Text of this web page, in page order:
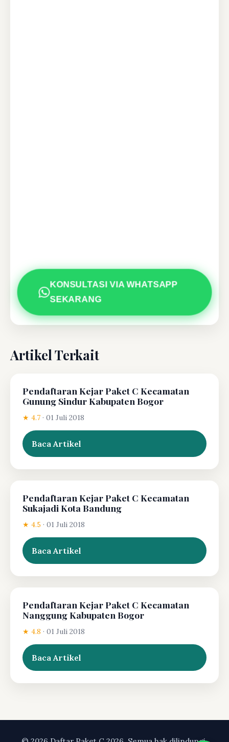
KONSULTASI VIA WHATSAPP
SEKARANG
Artikel Terkait
Pendaftaran Kejar Paket C Kecamatan
Gunung Sindur Kabupaten Bogor
★ 4.7 · 01 Juli 2018
Baca Artikel
Pendaftaran Kejar Paket C Kecamatan
Sukajadi Kota Bandung
★ 4.5 · 01 Juli 2018
Baca Artikel
Pendaftaran Kejar Paket C Kecamatan
Nanggung Kabupaten Bogor
★ 4.8 · 01 Juli 2018
Baca Artikel